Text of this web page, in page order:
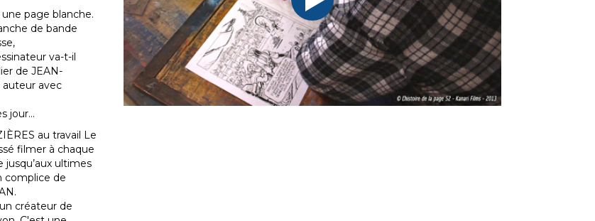
une page blanche.
de bande
va-t-il
de JEAN-
auteur avec
jour…
au travail Le
filmer à chaque
ultimes
complice de
créateur de